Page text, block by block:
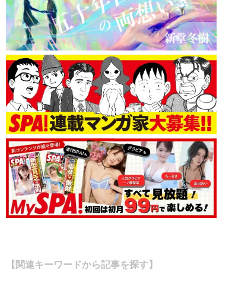
【関連キーワードから記事を探す】